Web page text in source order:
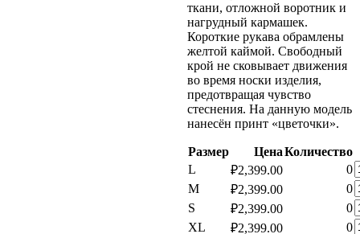
ткани, отложной воротник и
нагрудный кармашек.
Короткие рукава обрамлены
желтой каймой. Свободный
крой не сковывает движения
во время носки изделия,
предотвращая чувство
стеснения. На данную модель
нанесён принт «цветочки».
Размер ЦенаКоличество
L
₽2,399.00 0
M ₽2,399.00 0
S ₽2,399.00 0
XL ₽2,399.00 0